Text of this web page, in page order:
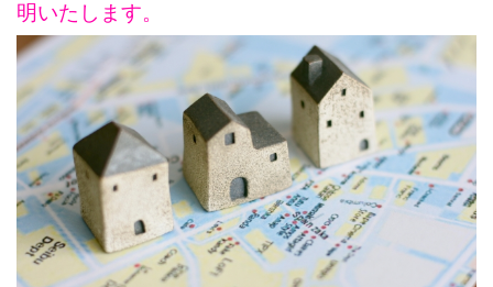
明いたします。